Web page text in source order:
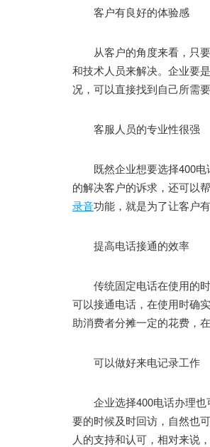
客户有良好的体验感
从客户的角度来看，只要
和技术人员来解决。企业要
况，可以直接找到自己所需
客服人员的专业性很强
既然企业想要选择400电
的解决客户的诉求，还可以
录音功能，就是为了让客户
提高电话接通的效率
传统固定电话在使用的时
可以接通电话，在使用时确
助消费者分摊一定的花费，
可以做好来电记录工作
企业选择400电话办理也
要的时候及时回访，自然也
人的支持和认可，相对来说